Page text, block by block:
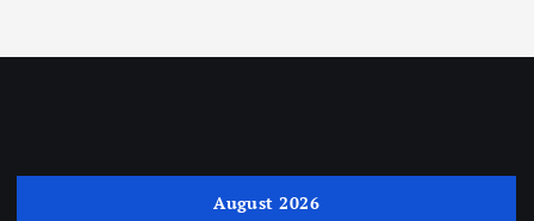
August 2026